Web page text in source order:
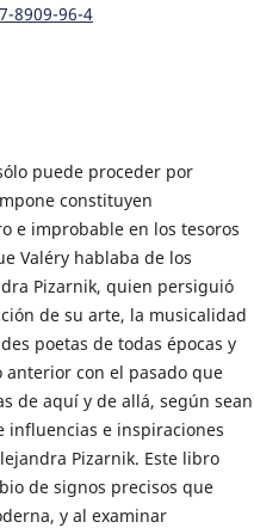
8909-96-4
puede proceder por
constituyen
e improbable en los tesoros
Valéry hablaba de los
Pizarnik, quien persiguió
de su arte, la musicalidad
poetas de todas épocas y
con el pasado que
de aquí y de allá, según sean
influencias e inspiraciones
Pizarnik. Este libro
de signos precisos que
y al examinar